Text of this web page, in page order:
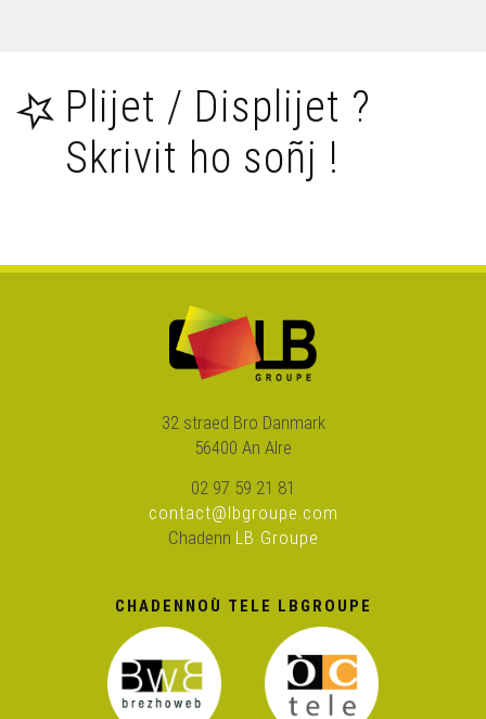
Startijenn – ’Ba Kerchef
Rock ’n’ Diroll – Deuit ganeomp
Rock ’n’ Diroll – War an hent
Yann Raoul – Goulioù kêr
Ramoneurs de Menhirs – Breizhistañs
Plijet / Displijet ?
Skrivit ho soñj !
32 straed Bro Danmark
56400 An Alre
02 97 59 21 81
contact@lbgroupe.com
Chadenn LB Groupe
CHADENNOÙ TELE LBGROUPE